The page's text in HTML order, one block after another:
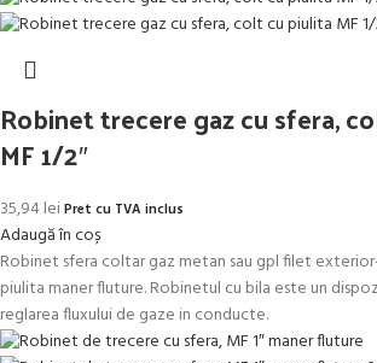
Robinet trecere gaz cu sfera,
MF 1/2″
35,94leiPret cu TVA inclus
Adaugă în coș
Robinet sfera coltar gaz metan sau gpl filet
piulita maner fluture. Robinetul cu bila este un
reglarea fluxului de gaze in conducte.